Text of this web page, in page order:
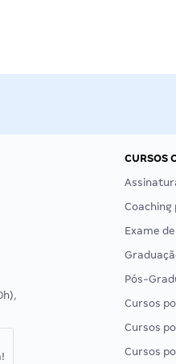
CURSOS
Coaching
Exame
Pós-
Cursos
Cursos
Cursos